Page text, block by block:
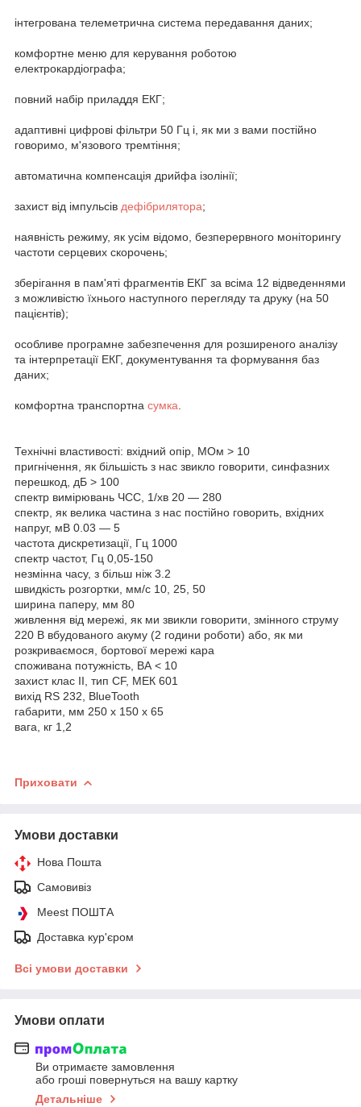
інтегрована телеметрична система передавання даних;
комфортне меню для керування роботою
електрокардіографа;
повний набір приладдя ЕКГ;
адаптивні цифрові фільтри 50 Гц і, як ми з вами постійно
говоримо, м'язового тремтіння;
автоматична компенсація дрийфа ізолінії;
захист від імпульсів дефібрилятора;
наявність режиму, як усім відомо, безперервного моніторингу
частоти серцевих скорочень;
зберігання в пам'яті фрагментів ЕКГ за всіма 12 відведеннями
з можливістю їхнього наступного перегляду та друку (на 50
пацієнтів);
особливе програмне забезпечення для розширеного аналізу
та інтерпретації ЕКГ, документування та формування баз
даних;
комфортна транспортна сумка
Технічні властивості: вхідний опір, МОм > 10
пригнічення, як більшість з нас звикло говорити, синфазних
перешкод, дБ > 100
спектр вимірювань ЧСС, 1/хв 20 — 280
спектр, як велика частина з нас постійно говорить, вхідних
напруг, мВ 0.03 — 5
частота дискретизації, Гц 1000
спектр частот, Гц 0,05-150
незмінна часу, з більш ніж 3.2
швидкість розгортки, мм/с 10, 25, 50
ширина паперу, мм 80
живлення від мережі, як ми звикли говорити, змінного струму
220 В вбудованого акуму (2 години роботи) або, як ми
розкриваємося, бортової мережі кара
споживана потужність, ВА < 10
захист клас II, тип СF, МЕК 601
вихід RS 232, BlueTooth
габарити, мм 250 х 150 х 65
вага, кг 1,2
Приховати
Умови доставки
Нова Пошта
Самовивіз
Meest ПОШТА
Доставка кур'єром
Всі умови доставки
Умови оплати
Ви отримаєте замовлення
або гроші повернуться на вашу картку
Детальніше